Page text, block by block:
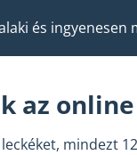
és
az
mindezt